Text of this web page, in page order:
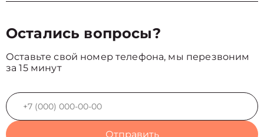
Остались вопросы?
Оставьте свой номер телефона, мы перезвоним
за 15 минут
Отправить